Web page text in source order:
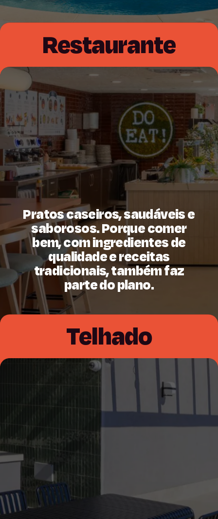
Restaurante
Pratos caseiros, saudáveis e
saborosos. Porque comer
bem, com ingredientes de
qualidade e receitas
tradicionais, também faz
parte do plano.
Telhado